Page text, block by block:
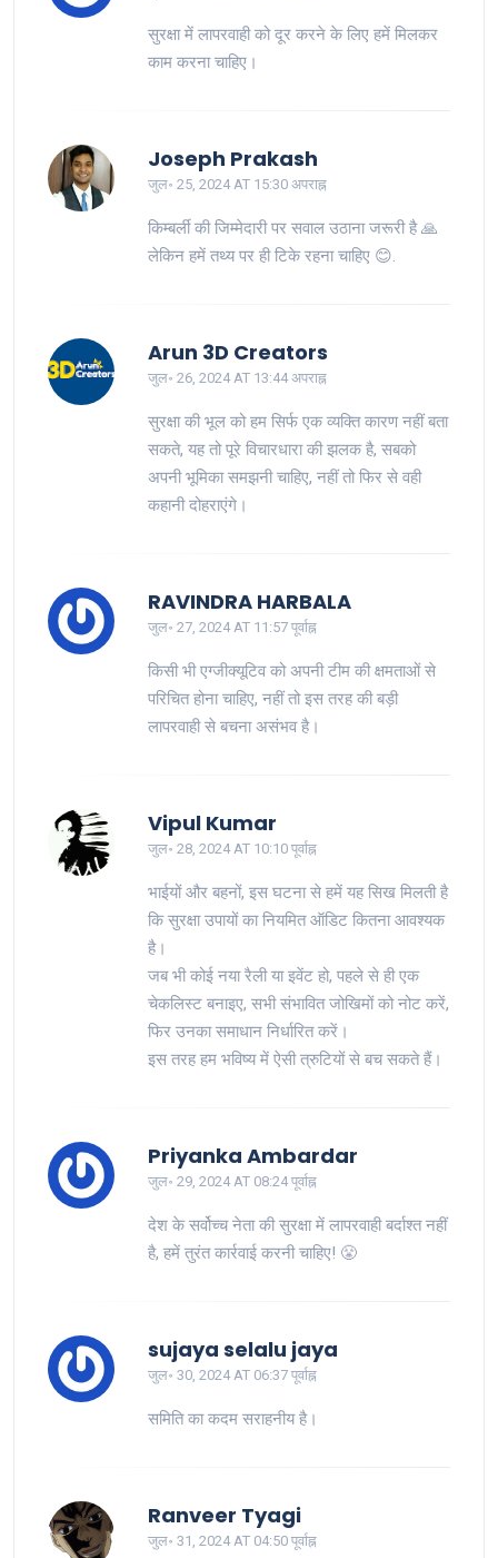
सुरक्षा में लापरवाही को दूर करने के लिए हमें मिलकर
काम करना चाहिए।
Joseph Prakash
जुल॰ 25, 2024 AT 15:30 अपराह्न
किम्बर्ली की जिम्मेदारी पर सवाल उठाना जरूरी है 🙏
लेकिन हमें तथ्य पर ही टिके रहना चाहिए 😊.
Arun 3D Creators
जुल॰ 26, 2024 AT 13:44 अपराह्न
सुरक्षा की भूल को हम सिर्फ एक व्यक्ति कारण नहीं बता
सकते, यह तो पूरे विचारधारा की झलक है, सबको
अपनी भूमिका समझनी चाहिए, नहीं तो फिर से वही
कहानी दोहराएंगे।
RAVINDRA HARBALA
जुल॰ 27, 2024 AT 11:57 पूर्वाह्न
किसी भी एग्जीक्यूटिव को अपनी टीम की क्षमताओं से
परिचित होना चाहिए, नहीं तो इस तरह की बड़ी
लापरवाही से बचना असंभव है।
Vipul Kumar
जुल॰ 28, 2024 AT 10:10 पूर्वाह्न
भाईयों और बहनों, इस घटना से हमें यह सिख मिलती है
कि सुरक्षा उपायों का नियमित ऑडिट कितना आवश्यक
है।
जब भी कोई नया रैली या इवेंट हो, पहले से ही एक
चेकलिस्ट बनाइए, सभी संभावित जोखिमों को नोट करें,
फिर उनका समाधान निर्धारित करें।
इस तरह हम भविष्य में ऐसी त्रुटियों से बच सकते हैं।
Priyanka Ambardar
जुल॰ 29, 2024 AT 08:24 पूर्वाह्न
देश के सर्वोच्च नेता की सुरक्षा में लापरवाही बर्दाश्त नहीं
है, हमें तुरंत कार्रवाई करनी चाहिए! 😤
sujaya selalu jaya
जुल॰ 30, 2024 AT 06:37 पूर्वाह्न
समिति का कदम सराहनीय है।
Ranveer Tyagi
जुल॰ 31, 2024 AT 04:50 पूर्वाह्न